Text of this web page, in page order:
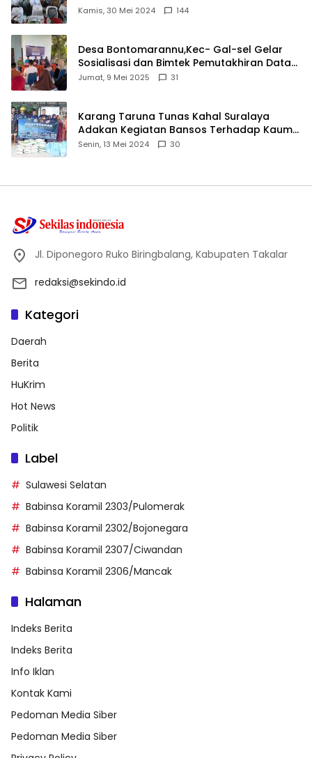
Ijtima Ulama MUI
Kamis, 30 Mei 2024 144
Desa Bontomarannu,Kec- Gal-sel Gelar
Sosialisasi dan Bimtek Pemutakhiran Data
ID
Jumat, 9 Mei 2025 31
Karang Taruna Tunas Kahal Suralaya
Adakan Kegiatan Bansos Terhadap Kaum
Dhuafa dan Anak Yatim-Piatu
Senin, 13 Mei 2024 30
Jl. Diponegoro Ruko Biringbalang, Kabupaten Takalar
redaksi@sekindo.id
Kategori
Daerah
Berita
HuKrim
Hot News
Politik
Label
Sulawesi Selatan
Babinsa Koramil 2303/Pulomerak
Babinsa Koramil 2302/Bojonegara
Babinsa Koramil 2307/Ciwandan
Babinsa Koramil 2306/Mancak
Halaman
Indeks Berita
Indeks Berita
Info Iklan
Kontak Kami
Pedoman Media Siber
Pedoman Media Siber